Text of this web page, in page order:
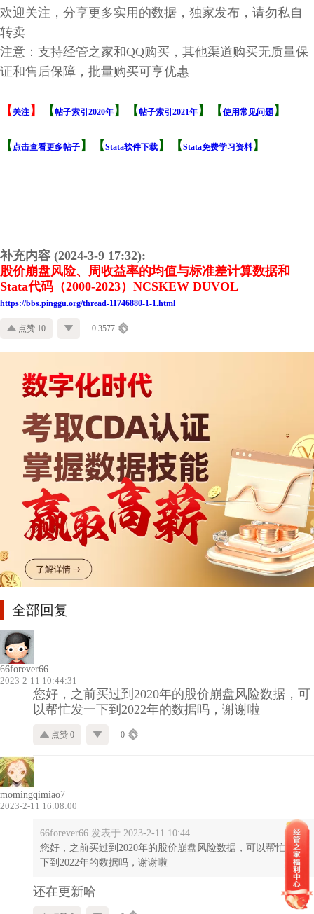
欢迎关注，分享更多实用的数据，独家发布，请勿私自
转卖
注意：支持经管之家和QQ购买，其他渠道购买无质量保
证和售后保障，批量购买可享优惠
【 关注 】 【帖子索引2020年 】【帖子索引2021年 】【使用常见问题 】
【 点击查看更多帖子 】【Stata软件下载 】【Stata免费学习资料 】
补充内容 (2024-3-9 17:32):
股价崩盘风险、周收益率的均值与标准差计算数据和
Stata代码（2000-2023）NCSKEW DUVOL
https://bbs.pinggu.org/thread-11746880-1-1.html
点赞 10 0.3577
全部回复
66forever66
2023-2-11 10:44:31
您好，之前买过到2020年的股价崩盘风险数据，可
以帮忙发一下到2022年的数据吗，谢谢啦
点赞 0 0
momingqimiao7
2023-2-11 16:08:00
66forever66 发表于 2023-2-11 10:44
您好，之前买过到2020年的股价崩盘风险数据，可以帮忙发一
下到2022年的数据吗，谢谢啦
还在更新哈